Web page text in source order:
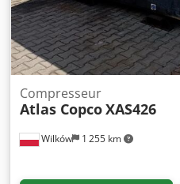
Wilków 1 255 km
Compresseur
Atlas CopcoXAS426